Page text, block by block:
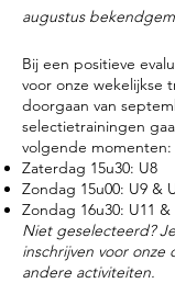
augustus
Bij een positieve
voor onze wekelijkse
doorgaan van
selectietrainingen
volgende momenten:
Zaterdag 15u30: U8
Zondag 15u00: U9 &
Zondag 16u30: U11 &
Niet geselecteerd?
inschrijven voor
andere activiteiten.